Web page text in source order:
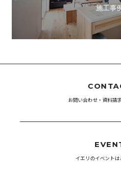
施工事
お問い合わせ・資料請
イエリのイベントは